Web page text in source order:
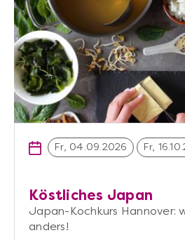
Fr, 04.09.2026 Fr,
Köstliches Japan
Japan-Kochkurs Hannover:
anders!